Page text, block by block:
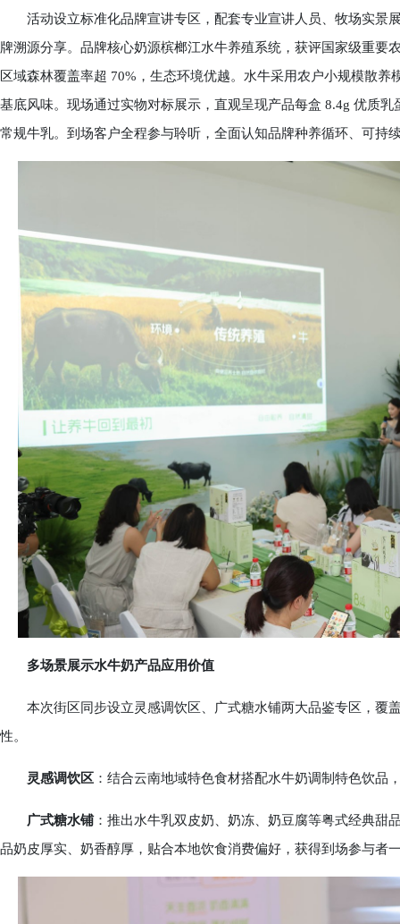
活动设立标准化品牌宣讲专区，配套专业宣讲人员、牧场实景
牌溯源分享。品牌核心奶源槟榔江水牛养殖系统，获评国家级重要
区域森林覆盖率超 70%，生态环境优越。水牛采用农户小规模散
基底风味。现场通过实物对标展示，直观呈现产品每盒 8.4g 优质
常规牛乳。到场客户全程参与聆听，全面认知品牌种养循环、可持
多场景展示水牛奶产品应用价值
本次街区同步设立灵感调饮区、广式糖水铺两大品鉴专区，覆
性。
灵感调饮区 ：结合云南地域特色食材搭配水牛奶调制特色饮品
广式糖水铺：推出水牛乳双皮奶、奶冻、奶豆腐等粤式经典甜
品奶皮厚实、奶香醇厚，贴合本地饮食消费偏好，获得到场参与者